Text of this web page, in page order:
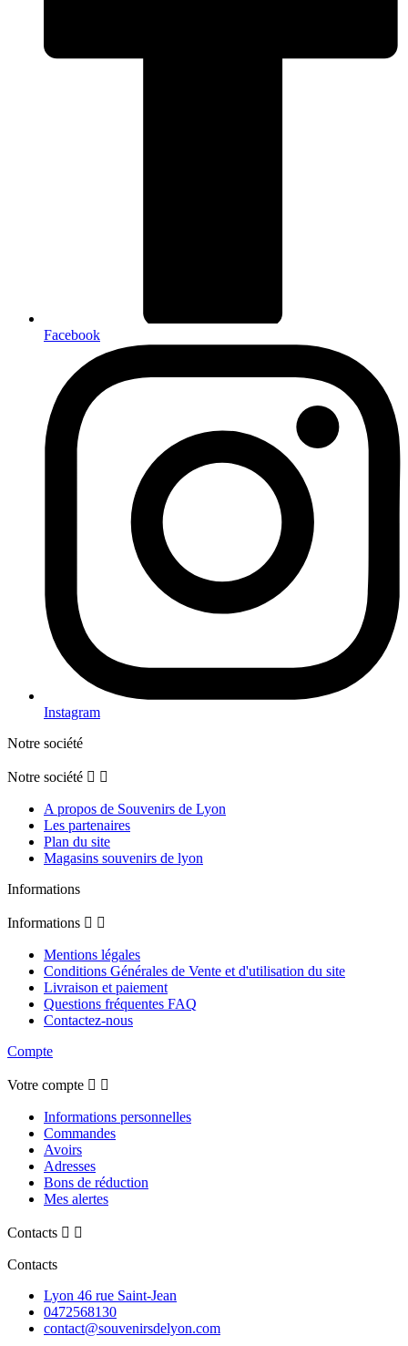
Facebook
Instagram
Notre société
Notre société  
A propos de Souvenirs de Lyon
Les partenaires
Plan du site
Magasins souvenirs de lyon
Informations
Informations  
Mentions légales
Conditions Générales de Vente et d'utilisation du site
Livraison et paiement
Questions fréquentes FAQ
Contactez-nous
Compte
Votre compte  
Informations personnelles
Commandes
Avoirs
Adresses
Bons de réduction
Mes alertes
Contacts  
Contacts
Lyon 46 rue Saint-Jean
0472568130
contact@souvenirsdelyon.com